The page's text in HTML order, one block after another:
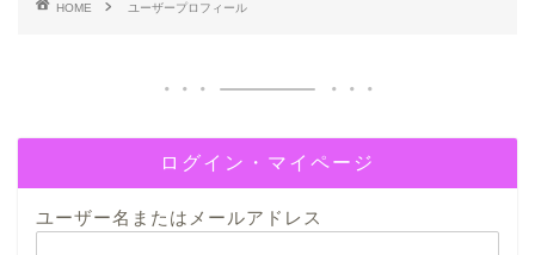
HOME ユーザープロフィール
ログイン・マイページ
ユーザー名またはメールアドレス